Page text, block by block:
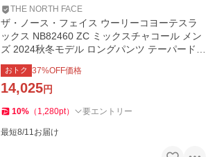
THE NORTH FACE
ザ・ノース・フェイス ウーリーコヨーテスラ
ックス NB82460 ZC ミックスチャコール メン
ズ 2024秋冬モデル ロングパンツ テーパードパ
ンツ スラックス 長ズボン
おトク 37%OFF価格
14,025円
10% （ 1,280pt） 要エントリー
最短8/11お届け